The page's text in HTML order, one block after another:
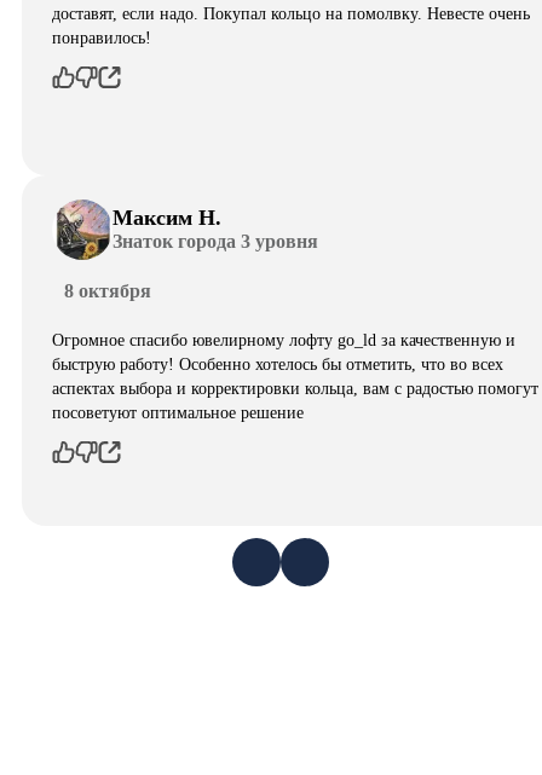
доставят, если надо. Покупал кольцо на помолвку. Невесте очень
понравилось!
Максим Н.
Знаток города 3 уровня
8 октября
Огромное спасибо ювелирному лофту go_ld за качественную и
быструю работу! Особенно хотелось бы отметить, что во всех
аспектах выбора и корректировки кольца, вам с радостью
посоветуют оптимальное решение